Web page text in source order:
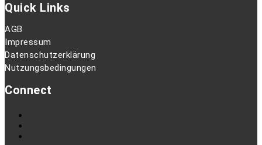
Quick Links
AGB
Impressum
Datenschutzerklärung
Nutzungsbedingungen
Connect